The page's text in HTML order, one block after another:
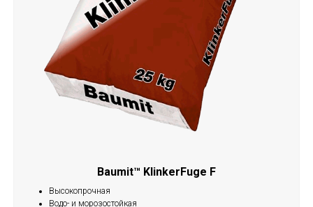
Baumit™ KlinkerFuge F
Высокопрочная
Водо- и морозостойкая